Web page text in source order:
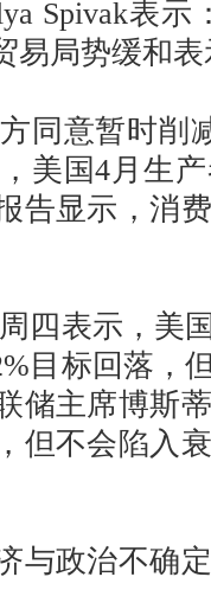
Spivak表示
易局势缓和
同意暂时削
美国4月生
告显示，消
四表示，美
目标回落，
储主席博斯
但不会陷入
与政治不确